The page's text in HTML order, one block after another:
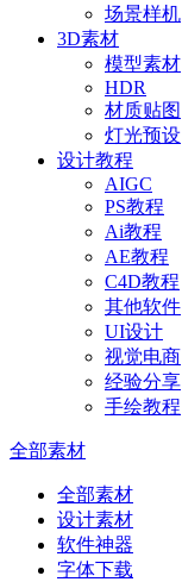
场景样机
3D素材
模型素材
HDR
材质贴图
灯光预设
设计教程
AIGC
PS教程
Ai教程
AE教程
C4D教程
其他软件
UI设计
视觉电商
经验分享
手绘教程
全部素材
全部素材
设计素材
软件神器
字体下载